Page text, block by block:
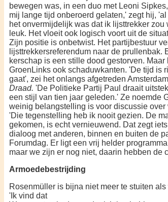
bewegen was, in een duo met Leoni
mij lange tijd onberoerd gelaten,' zegt hij,
het onvermij­delijk was dat ik lijsttrekker
leuk. Het vloeit ook logisch voort uit de
Zijn positie is onbetwist. Het par­tijbestuur
lijsttrekkersreferendum naar de
kerschap is een stille dood gestorven.
GroenLinks ook schaduwkanten. 'De tijd is
gaat', zei het onlangs afgetreden
Draad. 'De Politieke Partij Paul draait
een stijl van tien jaar geleden.' Ze noemde
weinig belangstelling is voor discussie
'Die tegenstelling heb ik nooit gezien. De
gekomen, is echt vernieuwend. Dat zegt
dialoog met anderen, binnen en buiten de
Forumdag. Er ligt een vrij helder
maar we zijn er nog niet, daarin hebben de
Armoedebestrijding
Rosenmüller is bijna niet meer te stuiten
'Ik vind dat